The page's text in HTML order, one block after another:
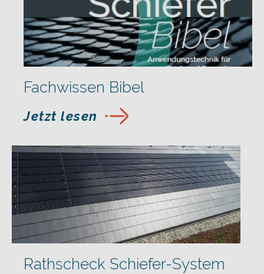
Fachwissen Bibel
Jetzt lesen
Rathscheck Schiefer-System